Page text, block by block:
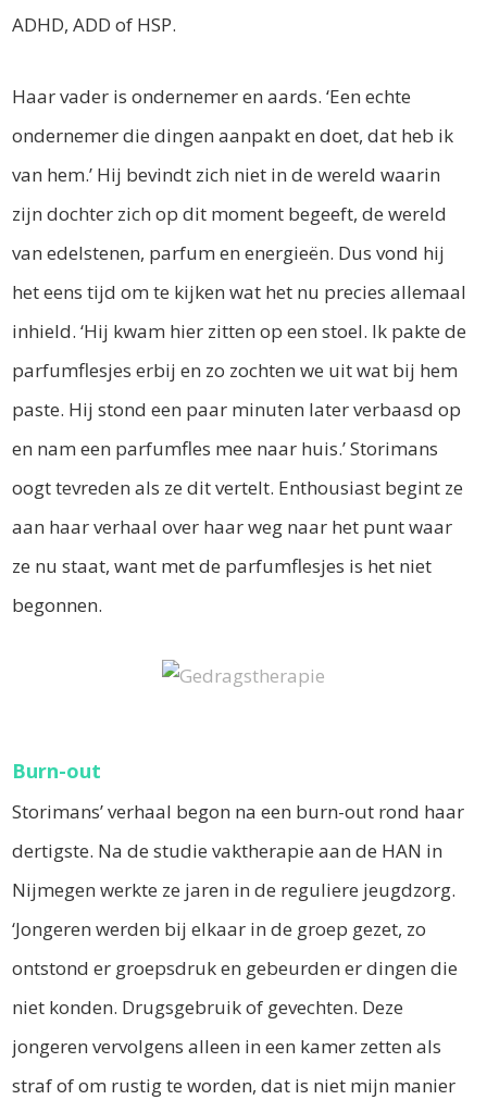
ADHD, ADD of HSP.
Haar vader is ondernemer en aards. ‘Een echte
ondernemer die dingen aanpakt en doet, dat heb ik
van hem.’ Hij bevindt zich niet in de wereld waarin
zijn dochter zich op dit moment begeeft, de wereld
van edelstenen, parfum en energieën. Dus vond hij
het eens tijd om te kijken wat het nu precies allemaal
inhield. ‘Hij kwam hier zitten op een stoel. Ik pakte de
parfumflesjes erbij en zo zochten we uit wat bij hem
paste. Hij stond een paar minuten later verbaasd op
en nam een parfumfles mee naar huis.’ Storimans
oogt tevreden als ze dit vertelt. Enthousiast begint ze
aan haar verhaal over haar weg naar het punt waar
ze nu staat, want met de parfumflesjes is het niet
begonnen.
Burn-out
Storimans’ verhaal begon na een burn-out rond haar
dertigste. Na de studie vaktherapie aan de HAN in
Nijmegen werkte ze jaren in de reguliere jeugdzorg.
‘Jongeren werden bij elkaar in de groep gezet, zo
ontstond er groepsdruk en gebeurden er dingen die
niet konden. Drugsgebruik of gevechten. Deze
jongeren vervolgens alleen in een kamer zetten als
straf of om rustig te worden, dat is niet mijn manier